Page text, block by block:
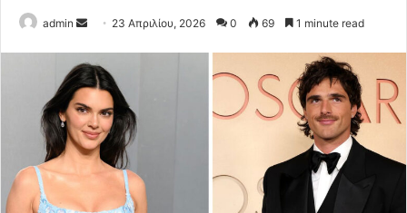
admin
Send
email
23 Απριλίου, 2026 0 69 1 minute read